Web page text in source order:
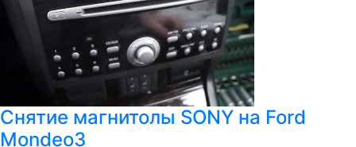
Снятие магнитолы SONY на Ford
Mondeo3